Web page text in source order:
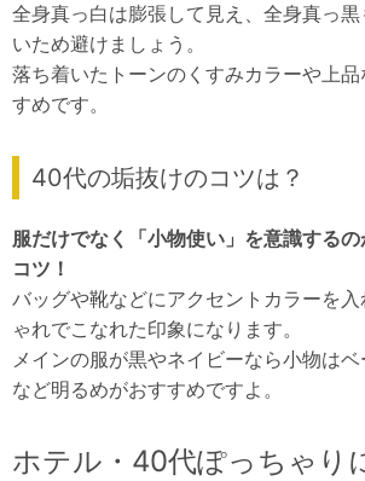
全身真っ白は膨張して見え、全身真っ
いため避けましょう。
落ち着いたトーンのくすみカラーや上
すめです。
40代の垢抜けのコツは？
服だけでなく「小物使い」を意識する
コツ！
バッグや靴などにアクセントカラーを
ゃれでこなれた印象になります。
メインの服が黒やネイビーなら小物は
など明るめがおすすめですよ。
ホテル・40代ぽっちゃり